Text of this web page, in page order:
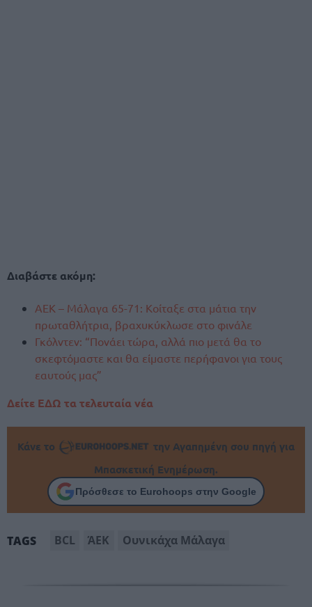
Διαβάστε ακόμη:
ΑΕΚ – Μάλαγα 65-71: Κοίταξε στα μάτια την
πρωταθλήτρια, βραχυκύκλωσε στο φινάλε
Γκόλντεν: “Πονάει τώρα, αλλά πιο μετά θα το
σκεφτόμαστε και θα είμαστε περήφανοι για τους
εαυτούς μας”
Δείτε ΕΔΩ τα τελευταία νέα
Κάνε το
την Αγαπημένη σου πηγή για
Μπασκετική Ενημέρωση.
Πρόσθεσε το Eurohoops στην Google
TAGS BCL ΆΕΚ Ουνικάχα Μάλαγα